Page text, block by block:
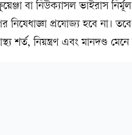
বা নিউক্যাসল ভাইরাস
প্রযোজ্য হবে না।
শর্ত, নিয়ন্ত্রণ এবং মানদণ্ড